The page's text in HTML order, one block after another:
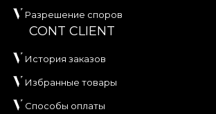
Разрешение споров
CONT CLIENT
История заказов
Избранные товары
Способы оплаты